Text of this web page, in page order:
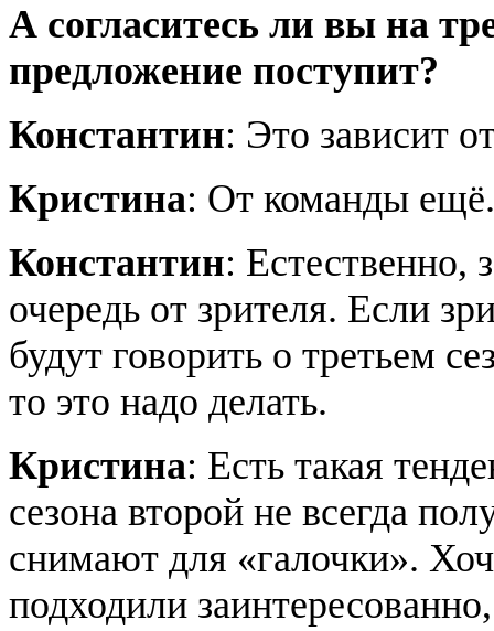
А согласитесь ли вы на
предложение поступит?
Константин: Это зависит
Кристина: От команды ещё.
Константин: Естественно,
очередь от зрителя. Если
будут говорить о третьем
то это надо делать.
Кристина: Есть такая
сезона второй не всегда
снимают для «галочки».
подходили